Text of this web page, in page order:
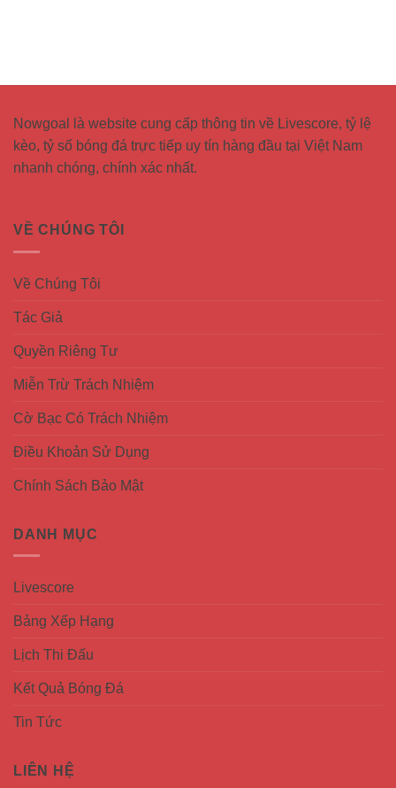
Nowgoal
là website cung cấp thông tin về Livescore, tỷ lệ
kèo, tỷ số bóng đá trực tiếp uy tín hàng đầu tại Việt Nam
nhanh chóng, chính xác nhất.
VỀ CHÚNG TÔI
Về Chúng Tôi
Tác Giả
Quyền Riêng Tư
Miễn Trừ Trách Nhiệm
Cờ Bạc Có Trách Nhiệm
Điều Khoản Sử Dụng
Chính Sách Bảo Mật
DANH MỤC
Livescore
Bảng Xếp Hạng
Lịch Thi Đấu
Kết Quả Bóng Đá
Tin Tức
LIÊN HỆ